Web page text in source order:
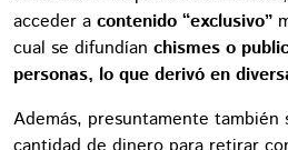
acceder a contenido “exclusivo”
cual se difundían chismes o
personas, lo que derivó en
Además, presuntamente también